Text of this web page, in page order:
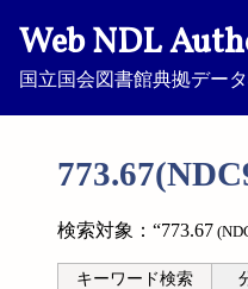
Web NDL
国立国会図書館典拠デー
検索対象：“773.67
キーワード検索